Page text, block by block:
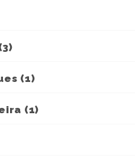
(1)
(1)